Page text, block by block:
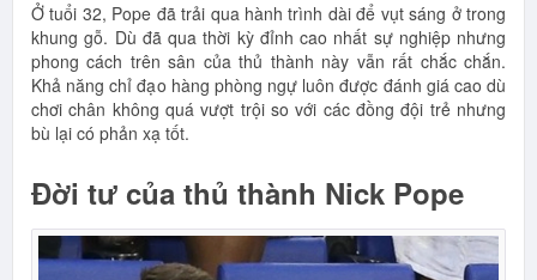
Ở tuổi 32, Pope đã trải qua hành trình dài để vụt sáng ở trong
khung gỗ. Dù đã qua thời kỳ đỉnh cao nhất sự nghiệp nhưng
phong cách trên sân của thủ thành này vẫn rất chắc chắn.
Khả năng chỉ đạo hàng phòng ngự luôn được đánh giá cao dù
chơi chân không quá vượt trội so với các đồng đội trẻ nhưng
bù lại có phản xạ tốt.
Đời tư của thủ thành Nick Pope